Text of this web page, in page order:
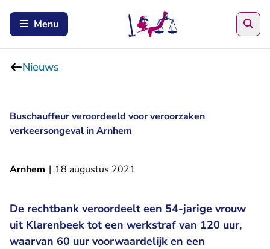
Menu
Nieuws
Buschauffeur veroordeeld voor veroorzaken
verkeersongeval in Arnhem
Arnhem | 18 augustus 2021
De rechtbank veroordeelt een 54-jarige vrouw
uit Klarenbeek tot een werkstraf van 120 uur,
waarvan 60 uur voorwaardelijk en een